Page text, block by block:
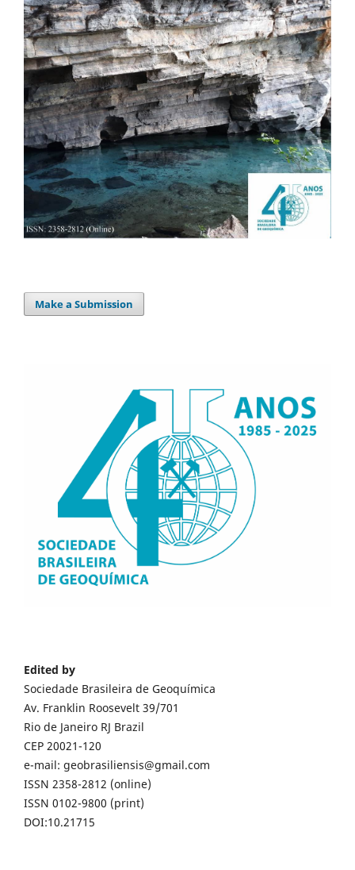
Make a Submission
Edited by
Sociedade Brasileira de Geoquímica
Av. Franklin Roosevelt 39/701
Rio de Janeiro RJ Brazil
CEP 20021-120
e-mail: geobrasiliensis@gmail.com
ISSN 2358-2812 (online)
ISSN 0102-9800 (print)
DOI:10.21715